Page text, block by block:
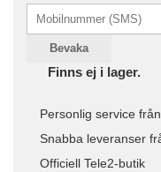
Bevaka
Finns ej i lager.
Personlig service
Snabba leveranser
Officiell Tele2-butik